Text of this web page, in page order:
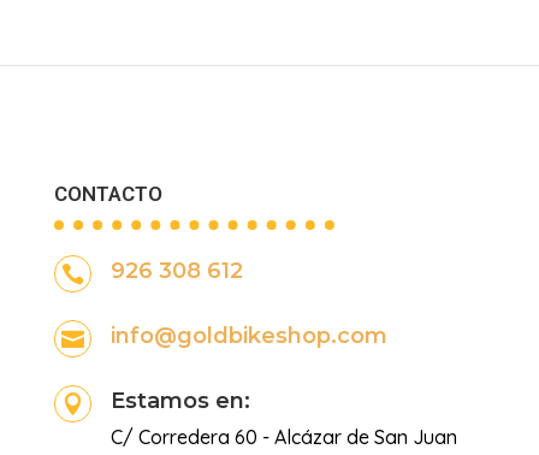
CONTACTO
 926 308 612
 info@goldbikeshop.com
 Estamos en:
C/ Corredera 60 - Alcázar de San Juan